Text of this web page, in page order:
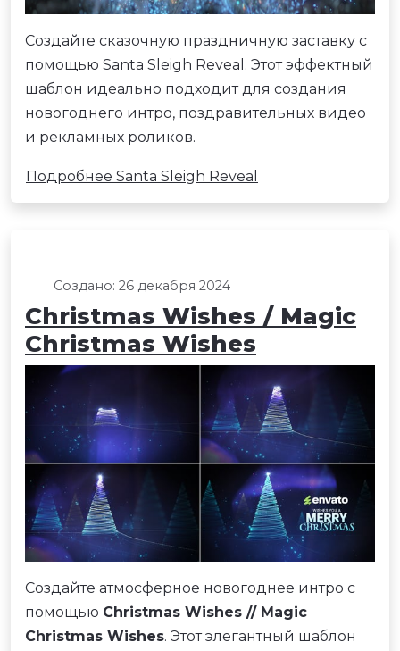
Создайте сказочную праздничную заставку с
помощью Santa Sleigh Reveal. Этот эффектный
шаблон идеально подходит для создания
новогоднего интро, поздравительных видео
и рекламных роликов.
Подробнее Santa Sleigh Reveal
Создано: 26 декабря 2024
Christmas Wishes / Magic
Christmas Wishes
Создайте атмосферное новогоднее интро с
помощью Christmas Wishes // Magic
Christmas Wishes. Этот элегантный шаблон